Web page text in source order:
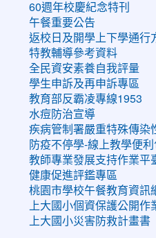
60週年校慶紀念特刊
午餐重要公告
返校日及開學上下學通行
特教輔導參考資料
全民資安素養自我評量
學生申訴及再申訴專區
教育部反霸凌專線1953
水痘防治宣導
疾病管制署嚴重特殊傳染
防疫不停學-線上教學便利
教師專業發展支持作業平
健康促進評鑑專區
桃園市學校午餐教育資訊
上大國小個資保護公開作
上大國小災害防救計畫書